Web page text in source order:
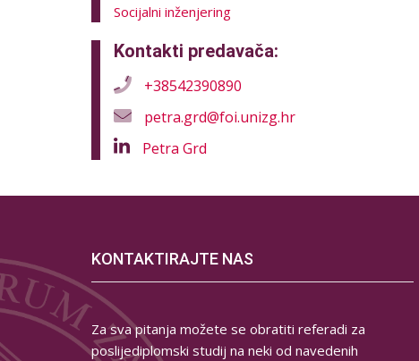
Socijalni inženjering
Kontakti predavača:
+38542390890
petra.grd@foi.unizg.hr
Petra Grd
KONTAKTIRAJTE NAS
Za sva pitanja možete se obratiti referadi za
poslijediplomski studij na neki od navedenih